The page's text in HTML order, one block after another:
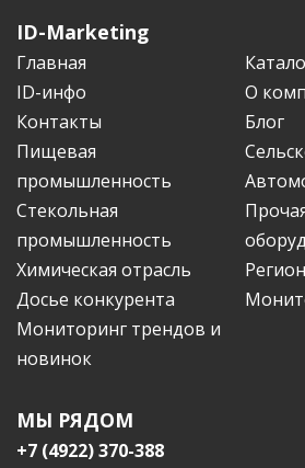
ID-Marketing
Главная
ID-инфо
О
Контакты
Блог
Пищевая
промышленность
Стекольная
промышленность
Химическая отрасль
Досье конкурента
Мониторинг трендов и
новинок
МЫ РЯДОМ
+7 (4922) 370-388